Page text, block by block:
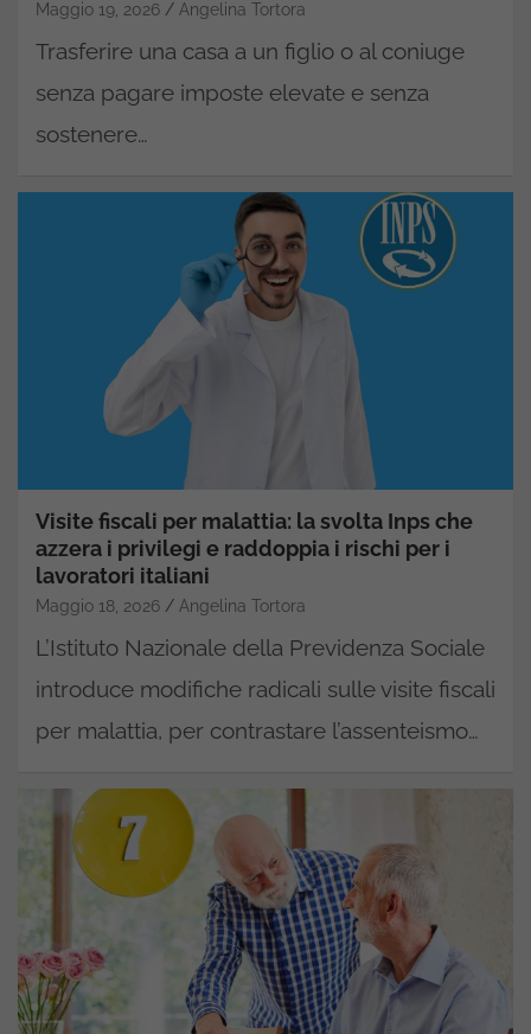
Maggio 19, 2026 Angelina Tortora
Trasferire una casa a un figlio o al coniuge
senza pagare imposte elevate e senza
sostenere…
Visite fiscali per malattia: la svolta Inps che
azzera i privilegi e raddoppia i rischi per i
lavoratori italiani
Maggio 18, 2026 Angelina Tortora
L’Istituto Nazionale della Previdenza Sociale
introduce modifiche radicali sulle visite fiscali
per malattia, per contrastare l’assenteismo…